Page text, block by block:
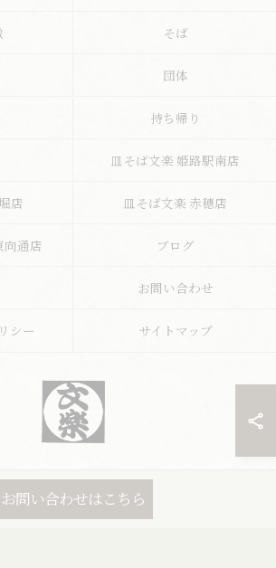
お問い合わせはこちら
そば
団体
持ち帰り
皿そば文楽 姫路駅南店
店 皿そば文楽 赤穂店
向通店 ブログ
お問い合わせ
シー サイトマップ
の蕎麦なら文楽皿そば 姫路駅南店 ALL RIGHTS
RESERVED.